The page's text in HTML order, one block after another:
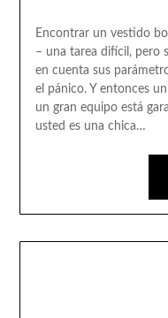
Encontrar un vestido
– una tarea difícil, pero
en cuenta sus
el pánico. Y entonces
un gran equipo está
usted es una chica…